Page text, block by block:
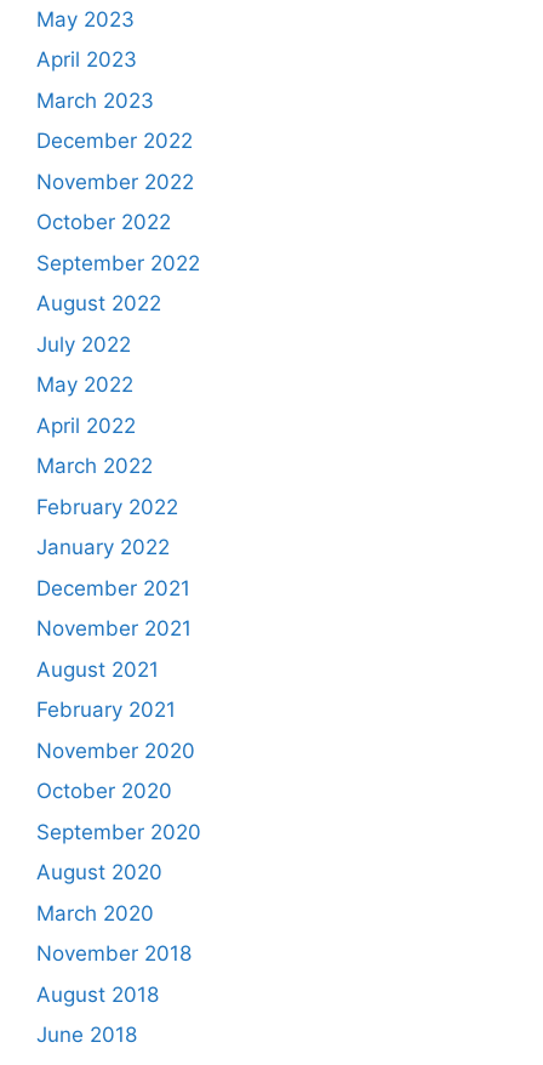
May 2023
April 2023
March 2023
December 2022
November 2022
October 2022
September 2022
August 2022
July 2022
May 2022
April 2022
March 2022
February 2022
January 2022
December 2021
November 2021
August 2021
February 2021
November 2020
October 2020
September 2020
August 2020
March 2020
November 2018
August 2018
June 2018